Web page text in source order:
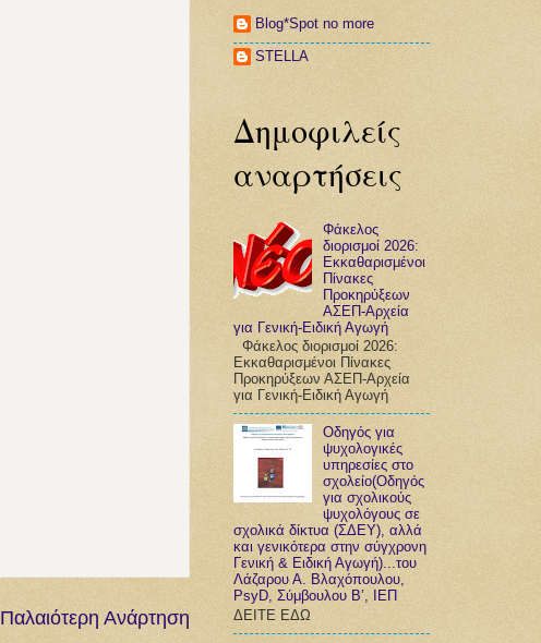
Παλαιότερη Ανάρτηση
Blog*Spot no more
STELLA
Δημοφιλείς
αναρτήσεις
Φάκελος
διορισμοί 2026:
Εκκαθαρισμένοι
Πίνακες
Προκηρύξεων
ΑΣΕΠ-Αρχεία
για Γενική-Ειδική Αγωγή
Φάκελος διορισμοί 2026:
Εκκαθαρισμένοι Πίνακες
Προκηρύξεων ΑΣΕΠ-Αρχεία
για Γενική-Ειδική Αγωγή
Οδηγός για
ψυχολογικές
υπηρεσίες στο
σχολείο(Οδηγός
για σχολικούς
ψυχολόγους σε
σχολικά δίκτυα (ΣΔΕΥ), αλλά
και γενικότερα στην σύγχρονη
Γενική & Ειδική Αγωγή)...του
Λάζαρου Α. Βλαχόπουλου,
PsyD, Σύμβουλου Β’, ΙΕΠ
ΔΕΙΤΕ ΕΔΩ